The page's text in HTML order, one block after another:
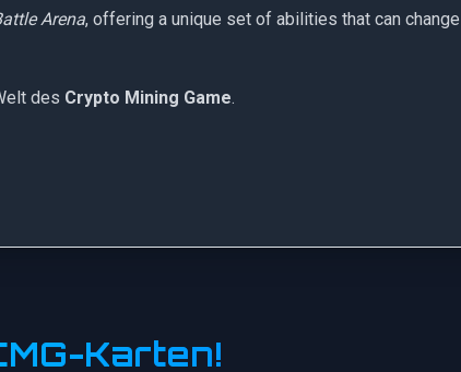
Arena, offering a unique set of abilities that can
des Crypto Mining Game.
Karten!